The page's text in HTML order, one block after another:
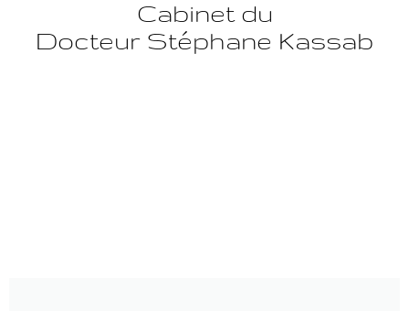
Cabinet du
Docteur Stéphane Kassab